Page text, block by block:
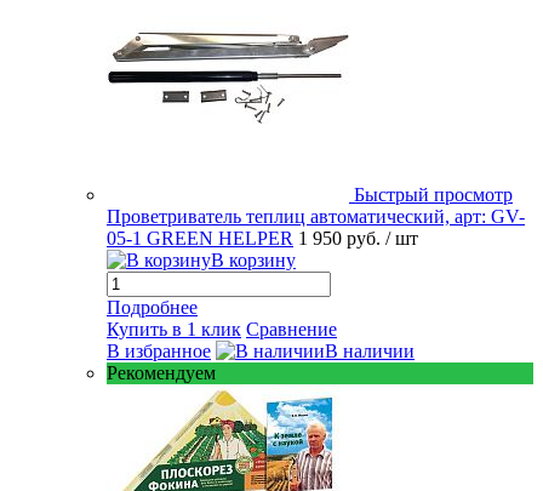
Быстрый просмотр
Проветриватель теплиц автоматический, арт: GV-
05-1 GREEN HELPER 1 950 руб. / шт
В корзину
Подробнее
Купить в 1 клик Сравнение
В избранное
В наличии
Рекомендуем